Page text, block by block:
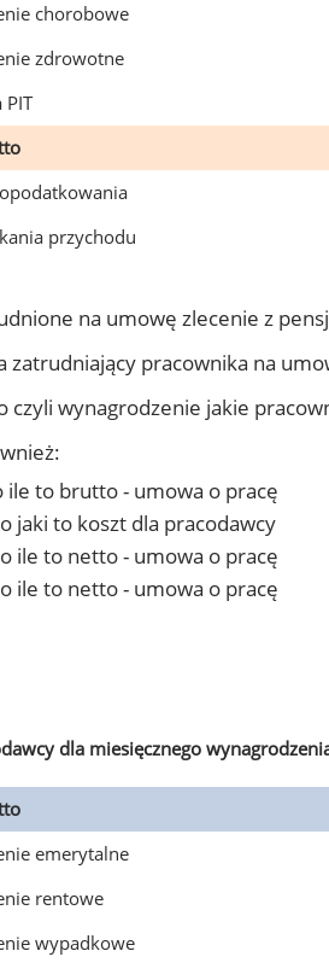
chorobowe
zdrowotne
PIT
przychodu
na umowę zlecenie z
zatrudniający pracownika na
czyli wynagrodzenie jakie
ile to brutto - umowa o pracę
jaki to koszt dla pracodawcy
ile to netto - umowa o pracę
ile to netto - umowa o pracę
dla miesięcznego
emerytalne
rentowe
wypadkowe